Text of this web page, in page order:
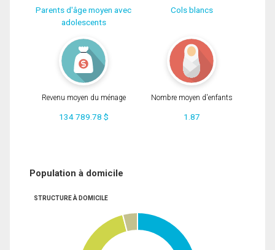
Parents d'âge moyen avec
adolescents
Cols blancs
Revenu moyen du ménage
134 789.78 $
Nombre moyen d'enfants
1.87
Population à domicile
STRUCTURE À DOMICILE